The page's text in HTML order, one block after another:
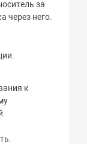
за
через него.
к